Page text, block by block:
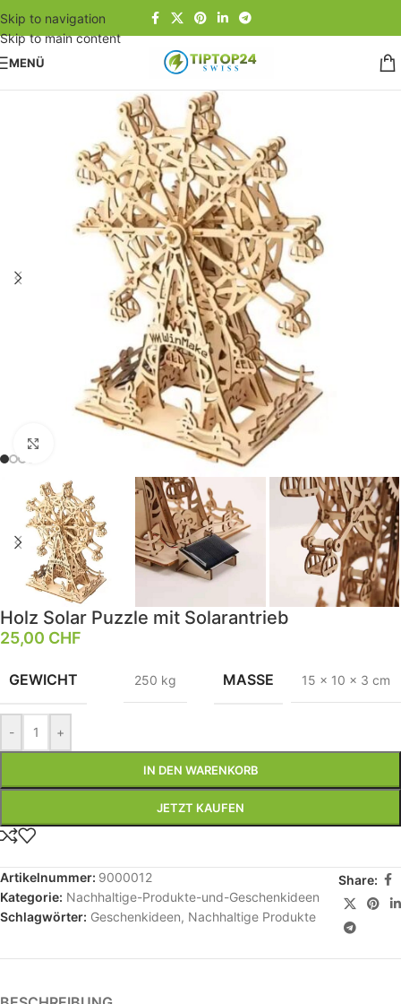
Skip to navigation
Skip to main content
MENÜ
Start/Nachhaltige-Produkte-und-Geschenkideen
Klick zum Vergrößern
Holz Solar Puzzle mit Solarantrieb
25,00 CHF
GEWICHT 250 kg MASSE 15 × 10 × 3 cm
- +
IN DEN WARENKORB
JETZT KAUFEN
Artikelnummer: 9000012
Kategorie: Nachhaltige-Produkte-und-Geschenkideen
Schlagwörter: Geschenkideen, Nachhaltige Produkte
Share: